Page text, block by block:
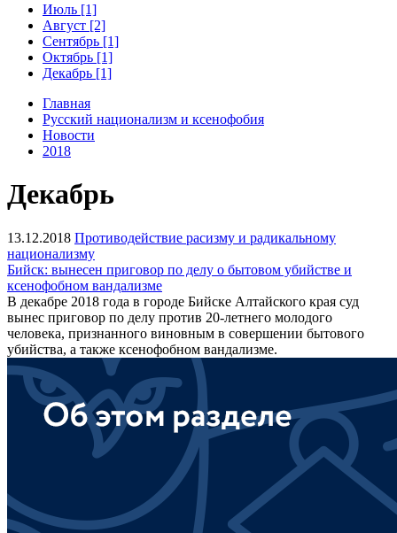
Июль [1]
Август [2]
Сентябрь [1]
Октябрь [1]
Декабрь [1]
Главная
Русский национализм и ксенофобия
Новости
2018
Декабрь
13.12.2018 Противодействие расизму и радикальному
национализму
Бийск: вынесен приговор по делу о бытовом убийстве и
ксенофобном вандализме
В декабре 2018 года в городе Бийске Алтайского края суд
вынес приговор по делу против 20-летнего молодого
человека, признанного виновным в совершении бытового
убийства, а также ксенофобном вандализме.